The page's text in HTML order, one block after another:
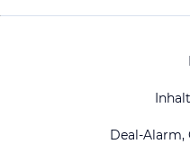
Deal-Alarm,